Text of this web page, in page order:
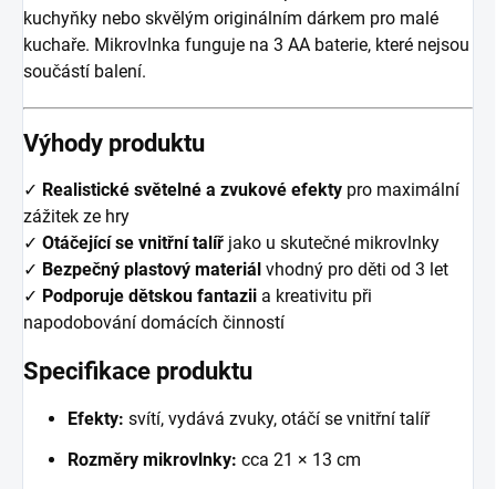
kuchyňky nebo skvělým originálním dárkem pro malé
kuchaře. Mikrovlnka funguje na 3 AA baterie, které nejsou
součástí balení.
Výhody produktu
✓ Realistické světelné a zvukové efekty pro maximální
zážitek ze hry
✓ Otáčející se vnitřní talíř jako u skutečné mikrovlnky
✓ Bezpečný plastový materiál vhodný pro děti od 3 let
✓ Podporuje dětskou fantazii a kreativitu při
napodobování domácích činností
Specifikace produktu
Efekty: svítí, vydává zvuky, otáčí se vnitřní talíř
Rozměry mikrovlnky: cca 21 × 13 cm